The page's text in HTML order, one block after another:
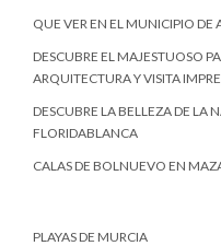
QUE VER EN EL MUNICIPIO
DESCUBRE EL MAJESTUOSO
ARQUITECTURA Y VISITA
DESCUBRE LA BELLEZA DE LA
FLORIDABLANCA
CALAS DE BOLNUEVO EN
PLAYAS DE MURCIA